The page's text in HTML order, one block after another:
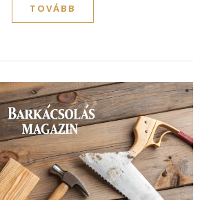
TOVÁBB